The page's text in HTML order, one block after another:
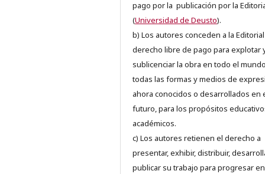
pago por la publicación por la
(Universidad de Deusto).
b) Los autores conceden a la
derecho libre de pago para explotar
sublicenciar la obra en todo el
todas las formas y medios de
ahora conocidos o desarrollados en
futuro, para los propósitos
académicos.
c) Los autores retienen el derecho a
presentar, exhibir, distribuir,
publicar su trabajo para progresar